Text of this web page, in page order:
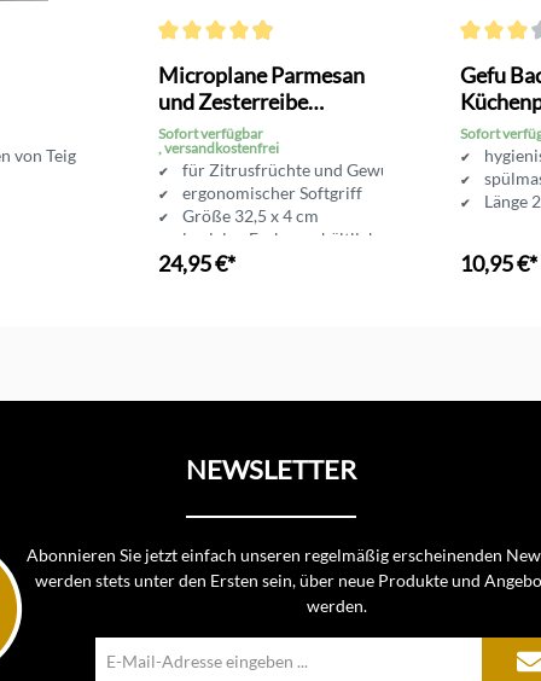
von Teig
Microplane Parmesan
und Zesterreibe
Premium
Sofort verfügbar
, versandkostenfrei
für Zitrusfrüchte und Gewürze
ergonomischer Softgriff
Größe 32,5 x 4 cm
in vielen Farben erhältlich
24,95 €*
Gefu
Sofort
Länge
10,95 €*
NEWSLETTER
Abonnieren Sie jetzt einfach unseren regelmäßig erscheinenden
werden stets unter den Ersten sein, über neue Produkte und
werden.
Mail-